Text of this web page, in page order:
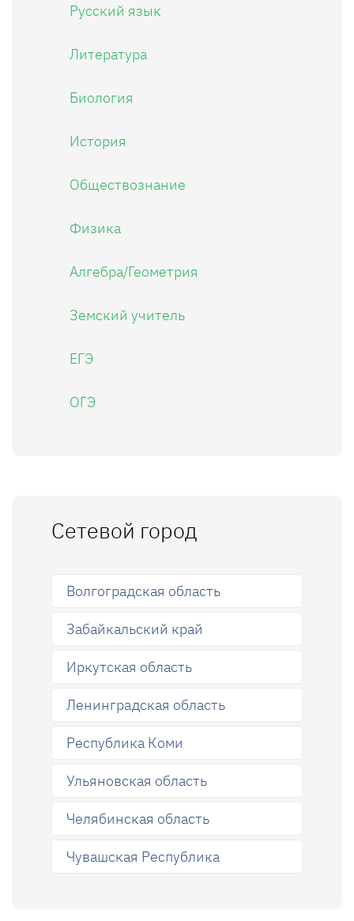
Русский язык
Литература
Биология
История
Обществознание
Физика
Алгебра/Геометрия
Земский учитель
ЕГЭ
ОГЭ
Сетевой город
Волгоградская область
Забайкальский край
Иркутская область
Ленинградская область
Республика Коми
Ульяновская область
Челябинская область
Чувашская Республика